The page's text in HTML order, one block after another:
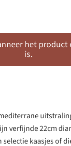
het
is.
verfijnde 22cm
kaasjes of